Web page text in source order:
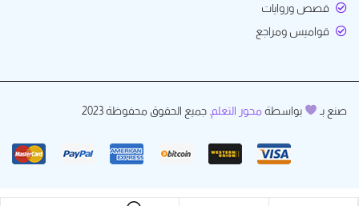
قصص وروايات
قواميس ومراجع
صنع بـ بواسطةمحور التعلم . جميع الحقوق محفوظة 2023